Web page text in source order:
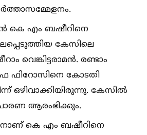
കെ എം ബഷീറിനെ
കേസിലെ
വെങ്കിട്ടരാമന്‍. രണ്ടാം
ഫിറോസിനെ കോടതി
ഒഴിവാക്കിയിരുന്നു. കേസില്‍
ആരംഭിക്കും.
കെ എം ബഷീറിനെ